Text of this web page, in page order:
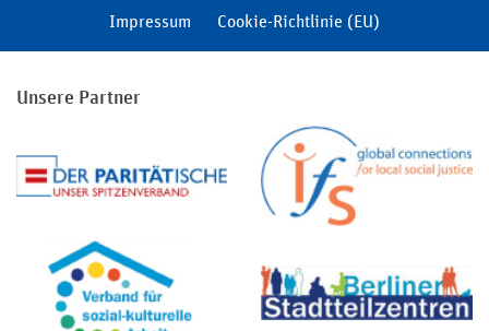
Impressum
Cookie-Richtlinie (EU)
Unsere Partner